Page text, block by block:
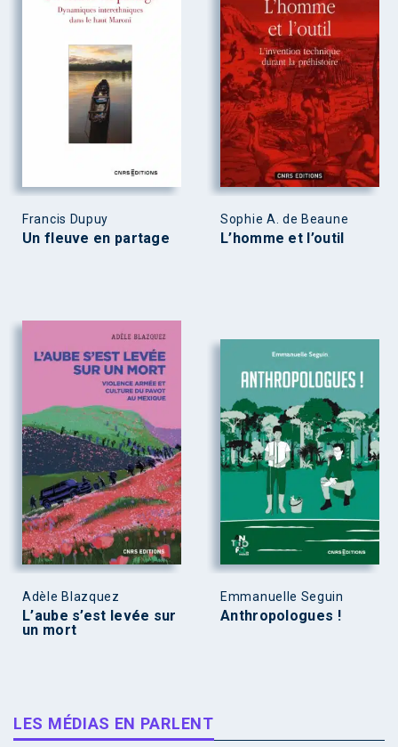
Francis Dupuy
Un fleuve en partage
Sophie A. de Beaune
L’homme et l’outil
Adèle Blazquez
L’aube s’est levée sur
un mort
Emmanuelle Seguin
Anthropologues !
LES MÉDIAS EN PARLENT